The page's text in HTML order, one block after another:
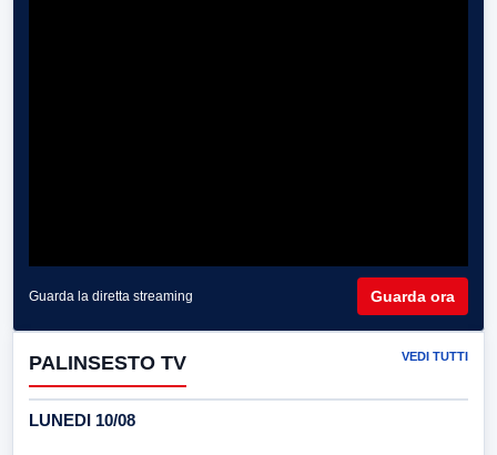
Guarda la diretta streaming Guarda ora
PALINSESTO TV VEDI TUTTI
LUNEDI 10/08